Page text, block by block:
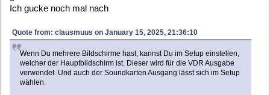
auch dahin bekommen, aber das TV/OSD -Bild schiebt
xineliboutput nach wie vor auf den VGA Ausgang :-/
Debug-Log 3llD17
clausmuus Posts: 21462
MLD 5.2 Server-Host Communication unsauber
Reply #8 on: